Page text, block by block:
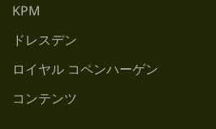
KPM
ドレスデン
ロイヤル コペンハーゲン
コンテンツ